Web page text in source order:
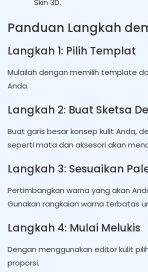
Skin 3D.
Panduan Langkah
Langkah 1: Pilih Templat
Mulailah dengan memilih template
Anda.
Langkah 2: Buat Sketsa
Buat garis besar konsep kulit Anda,
seperti mata dan aksesori akan
Langkah 3: Sesuaikan
Pertimbangkan warna yang akan
Gunakan rangkaian warna terbatas
Langkah 4: Mulai Melukis
Dengan menggunakan editor kulit
proporsi.